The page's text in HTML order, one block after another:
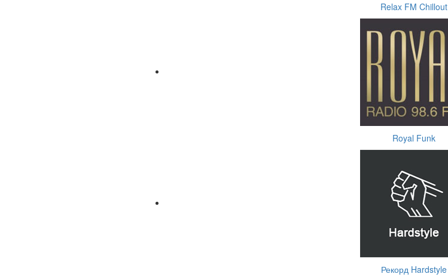
Relax FM Chillout
Royal Funk
Рекорд Hardstyle